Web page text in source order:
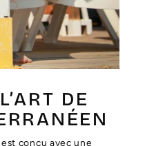
DE
conçu avec une